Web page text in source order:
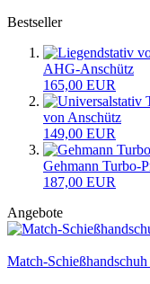
Bestseller
AHG-Anschütz
165,00 EUR
von Anschütz
149,00 EUR
Gehmann Turbo-
187,00 EUR
Angebote
Match-